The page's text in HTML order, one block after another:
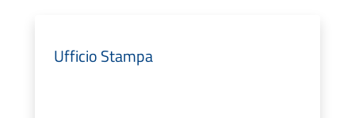
Ufficio Stampa